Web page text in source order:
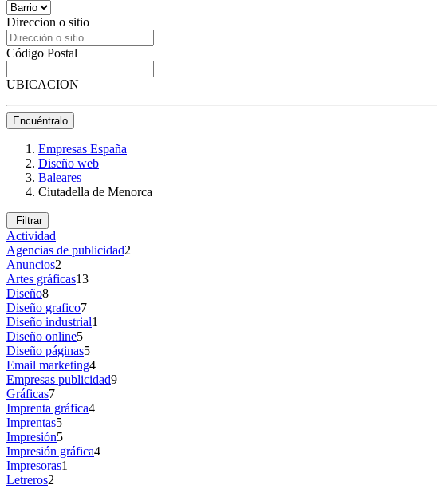
Direccion o sitio
Código Postal
UBICACION
Encuéntralo
Empresas España
Diseño web
Baleares
Ciutadella de Menorca
Filtrar
Actividad
Agencias de publicidad2
Anuncios2
Artes gráficas13
Diseño8
Diseño grafico7
Diseño industrial1
Diseño online5
Diseño páginas5
Email marketing4
Empresas publicidad9
Gráficas7
Imprenta gráfica4
Imprentas5
Impresión5
Impresión gráfica4
Impresoras1
Letreros2